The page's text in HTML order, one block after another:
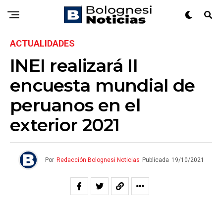
ACTUALIDADES
INEI realizará II
encuesta mundial de
peruanos en el
exterior 2021
Por Redacción Bolognesi Noticias Publicada 19/10/2021